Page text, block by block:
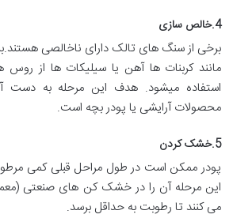
4.خالص سازی
برخی از سنگ های تالک دارای ناخالصی
مانند کربنات ها آهن یا سیلیکات ها از روس
استفاده میشود. هدف این مرحله به دست
محصولات آرایشی یا پودر بچه است.
5.خشک کردن
پودر ممکن است در طول مراحل قبلی کمی
این مرحله آن را در خشک کن های صنعتی
می کنند تا رطوبت به حداقل برسد.